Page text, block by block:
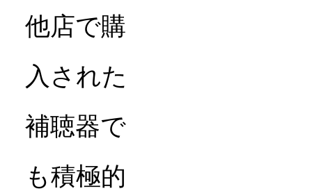
他店で購
入された
補聴器で
も積極的